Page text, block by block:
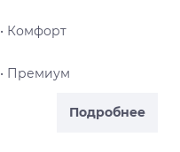
Подробнее
• Комфорт
• Премиум